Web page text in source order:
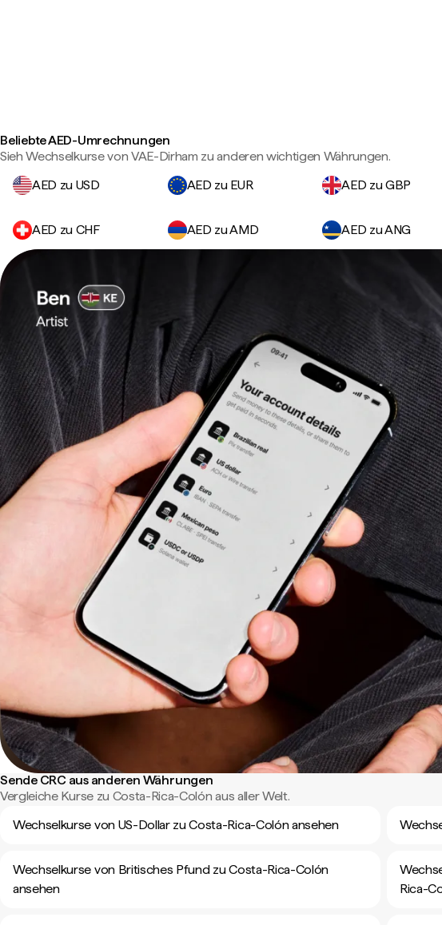
Beliebte AED-Umrechnungen
Sieh Wechselkurse von VAE-Dirham zu anderen wichtigen Währungen.
AED zu USD
AED zu EUR AED zu GBP
AED zu CHF AED zu AMD AED zu ANG
Sende CRC aus anderen Währungen
Vergleiche Kurse zu Costa-Rica-Colón aus aller Welt.
Wechselkurse von US-Dollar zu Costa-Rica-Colón ansehen
Wechselkurse von Britisches Pfund zu Costa-Rica-Colón
ansehen
Rica-